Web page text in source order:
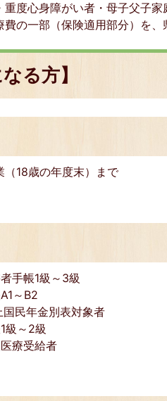
重度心身障がい者・母子父子
の一部（保険適用部分）を、
る方】
（18歳の年度末）まで
手帳1級～3級
～B2
民年金別表対象者
級～2級
療受給者